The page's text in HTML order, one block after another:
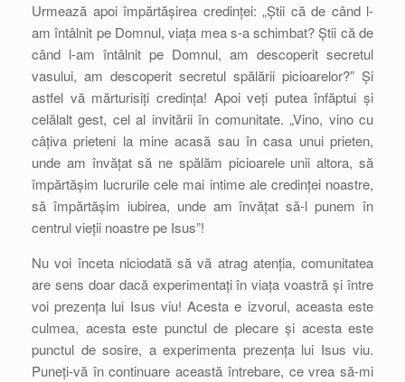
Urmează apoi împărtășirea credinței: „Știi că de când l-
am întâlnit pe Domnul, viața mea s-a schimbat? Știi că de
când l-am întâlnit pe Domnul, am descoperit secretul
vasului, am descoperit secretul spălării picioarelor?” Și
astfel vă mărturisiți credința! Apoi veți putea înfăptui și
celălalt gest, cel al invitării în comunitate. „Vino, vino cu
câțiva prieteni la mine acasă sau în casa unui prieten,
unde am învățat să ne spălăm picioarele unii altora, să
împărtășim lucrurile cele mai intime ale credinței noastre,
să împărtășim iubirea, unde am învățat să-l punem în
centrul vieții noastre pe Isus”!
Nu voi înceta niciodată să vă atrag atenția, comunitatea
are sens doar dacă experimentați în viața voastră și între
voi prezența lui Isus viu! Acesta e izvorul, aceasta este
culmea, acesta este punctul de plecare și acesta este
punctul de sosire, a experimenta prezența lui Isus viu.
Puneți-vă în continuare această întrebare, ce vrea să-mi